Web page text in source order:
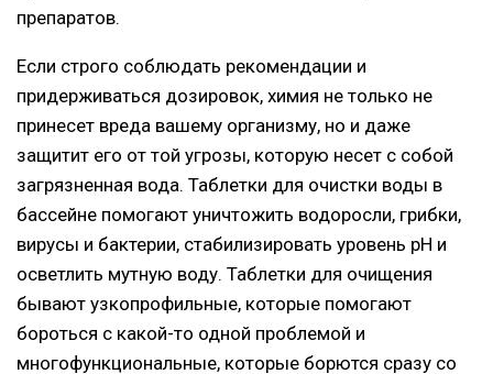
препаратов.
Если строго соблюдать рекомендации и
придерживаться дозировок, химия не только не
принесет вреда вашему организму, но и даже
защитит его от той угрозы, которую несет с собой
загрязненная вода. Таблетки для очистки воды в
бассейне помогают уничтожить водоросли, грибки,
вирусы и бактерии, стабилизировать уровень pH и
осветлить мутную воду. Таблетки для очищения
бывают узкопрофильные, которые помогают
бороться с какой-то одной проблемой и
многофункциональные, которые борются сразу со